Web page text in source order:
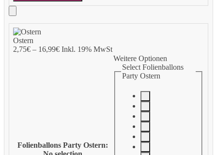
Add
to
Cart
Ostern
2,75€– 16,99€Inkl. 19% MwSt
Folienballons Party Ostern:
Weitere Optionen
Select Folienballons
Party Ostern